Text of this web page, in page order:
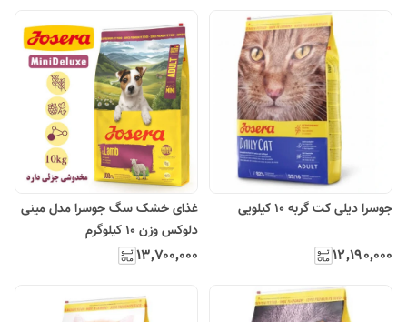
جوسرا دیلی کت گربه 10 کیلویی
۱۲٬۱۹۰٬۰۰۰
غذای خشک سگ جوسرا مدل مینی
دلوکس وزن 10 کیلوگرم
۱۳٬۷۰۰٬۰۰۰